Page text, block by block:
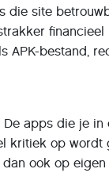
die site
financieel
APK-bestand,
De apps die je in
kritiek op wordt
ook op eigen